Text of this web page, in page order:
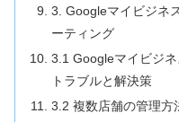
3. Googleマイビジネ
ーティング
3.1 Googleマイビジ
トラブルと解決策
3.2 複数店舗の管理方